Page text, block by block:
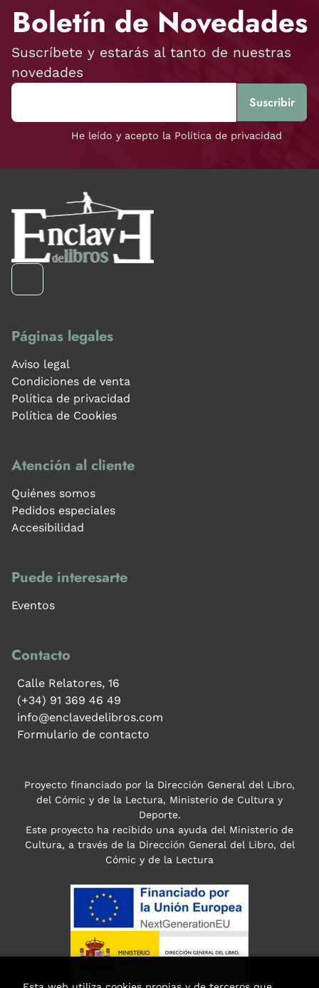
Boletín de Novedades
Suscríbete y estarás al tanto de nuestras
novedades
He leído y acepto la Política de privacidad
Páginas legales
Aviso legal
Condiciones de venta
Política de privacidad
Política de Cookies
Atención al cliente
Quiénes somos
Pedidos especiales
Accesibilidad
Puede interesarte
Eventos
Contacto
Calle Relatores, 16
(+34) 91 369 46 49
info@enclavedelibros.com
Formulario de contacto
Proyecto financiado por la Dirección General del Libro,
del Cómic y de la Lectura, Ministerio de Cultura y
Deporte.
Este proyecto ha recibido una ayuda del Ministerio de
Cultura, a través de la Dirección General del Libro, del
Cómic y de la Lectura